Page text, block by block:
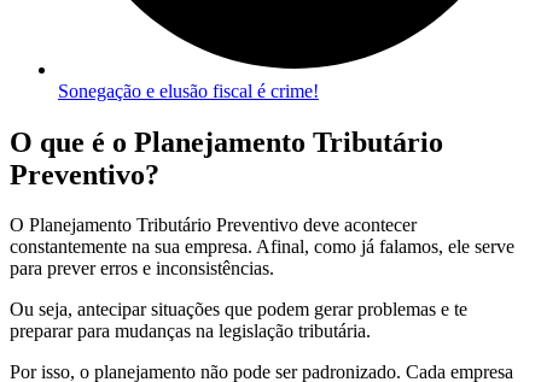
Sonegação e elusão fiscal é crime!
O que é o Planejamento Tributário
Preventivo?
O Planejamento Tributário Preventivo deve acontecer
constantemente na sua empresa. Afinal, como já falamos, ele serve
para prever erros e inconsistências.
Ou seja, antecipar situações que podem gerar problemas e te
preparar para mudanças na legislação tributária.
Por isso, o planejamento não pode ser padronizado. Cada empresa